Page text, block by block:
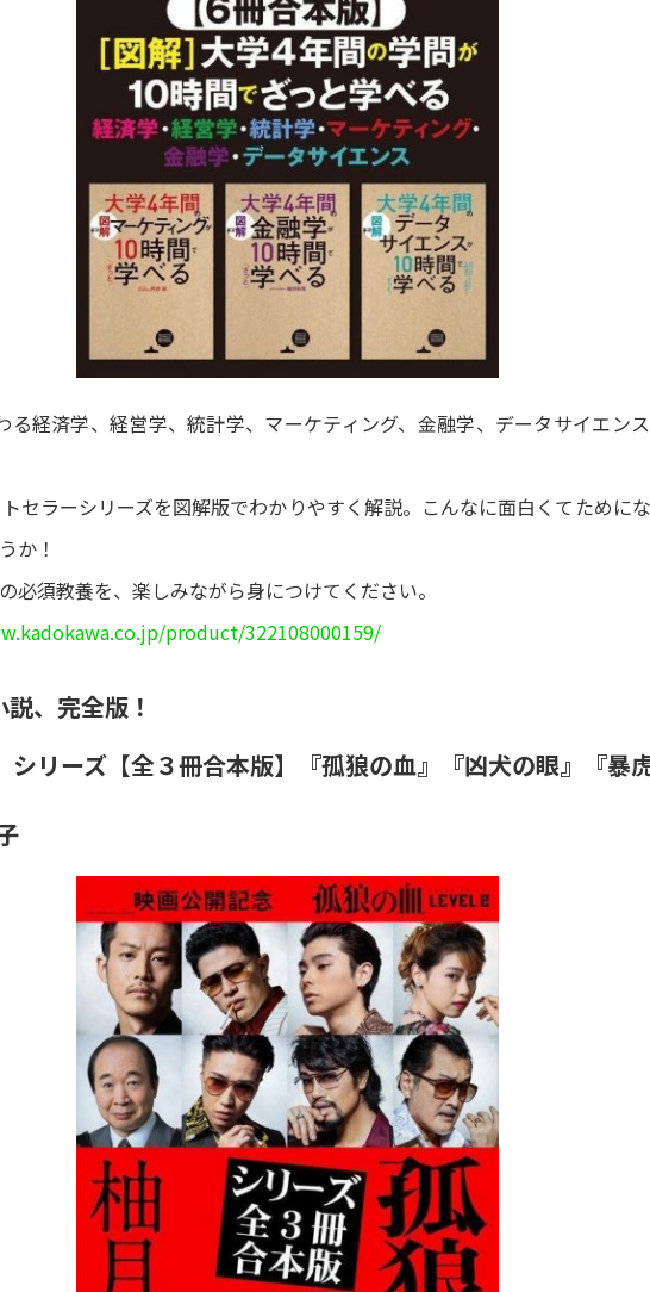
る経済学、経営学、統計学、マーケティング、金融学、データサイエン
セラーシリーズを図解版でわかりやすく解説。こんなに面白くてために
か！
必須教養を、楽しみながら身につけてください。
product/322108000159/
、完全版！
シリーズ【全３冊合本版】『孤狼の血』『凶犬の眼』『暴